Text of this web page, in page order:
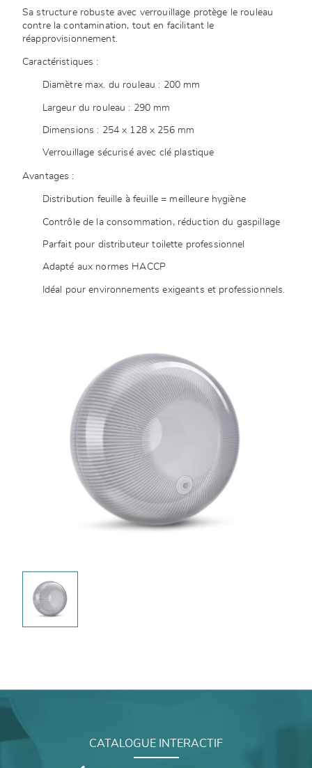
Sa structure robuste avec verrouillage protège le rouleau
contre la contamination, tout en facilitant le
réapprovisionnement.
Caractéristiques :
Diamètre max. du rouleau : 200 mm
Largeur du rouleau : 290 mm
Dimensions : 254 x 128 x 256 mm
Verrouillage sécurisé avec clé plastique
Avantages :
Distribution feuille à feuille = meilleure hygiène
Contrôle de la consommation, réduction du gaspillage
Parfait pour distributeur toilette professionnel
Adapté aux normes HACCP
Idéal pour environnements exigeants et professionnels.
CATALOGUE INTERACTIF